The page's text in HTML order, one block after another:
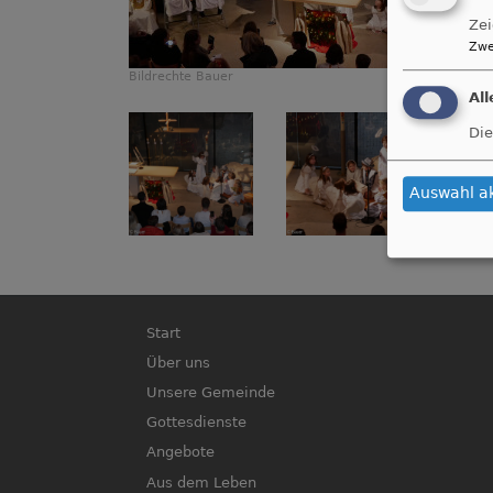
Bildrechte Bauer
Hauptnavigation
Start
Über uns
Unsere Gemeinde
Gottesdienste
Angebote
Aus dem Leben
Auswahl